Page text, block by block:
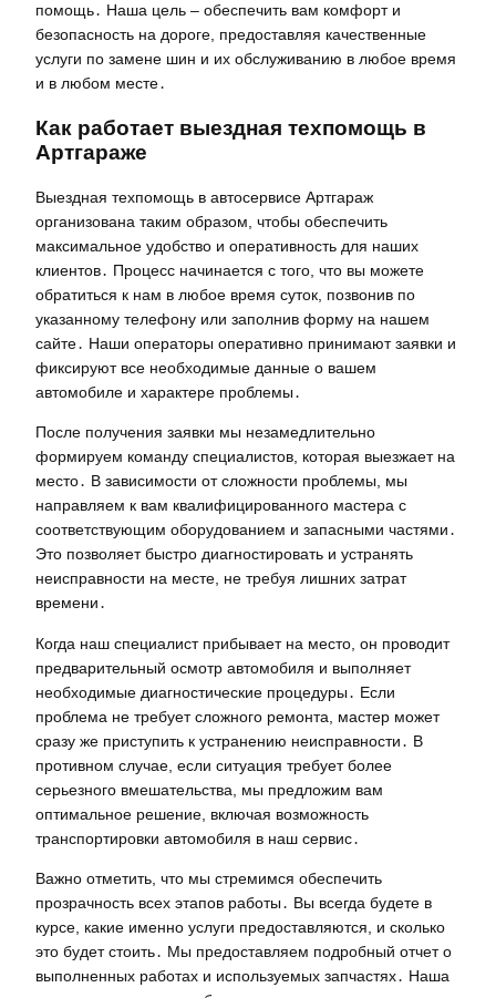
помощь․ Наша цель – обеспечить вам комфорт и
безопасность на дороге, предоставляя качественные
услуги по замене шин и их обслуживанию в любое время
и в любом месте․
Как работает выездная техпомощь в
Артгараже
Выездная техпомощь в автосервисе Артгараж
организована таким образом, чтобы обеспечить
максимальное удобство и оперативность для наших
клиентов․ Процесс начинается с того, что вы можете
обратиться к нам в любое время суток, позвонив по
указанному телефону или заполнив форму на нашем
сайте․ Наши операторы оперативно принимают заявки и
фиксируют все необходимые данные о вашем
автомобиле и характере проблемы․
После получения заявки мы незамедлительно
формируем команду специалистов, которая выезжает на
место․ В зависимости от сложности проблемы, мы
направляем к вам квалифицированного мастера с
соответствующим оборудованием и запасными частями․
Это позволяет быстро диагностировать и устранять
неисправности на месте, не требуя лишних затрат
времени․
Когда наш специалист прибывает на место, он проводит
предварительный осмотр автомобиля и выполняет
необходимые диагностические процедуры․ Если
проблема не требует сложного ремонта, мастер может
сразу же приступить к устранению неисправности․ В
противном случае, если ситуация требует более
серьезного вмешательства, мы предложим вам
оптимальное решение, включая возможность
транспортировки автомобиля в наш сервис․
Важно отметить, что мы стремимся обеспечить
прозрачность всех этапов работы․ Вы всегда будете в
курсе, какие именно услуги предоставляются, и сколько
это будет стоить․ Мы предоставляем подробный отчет о
выполненных работах и используемых запчастях․ Наша